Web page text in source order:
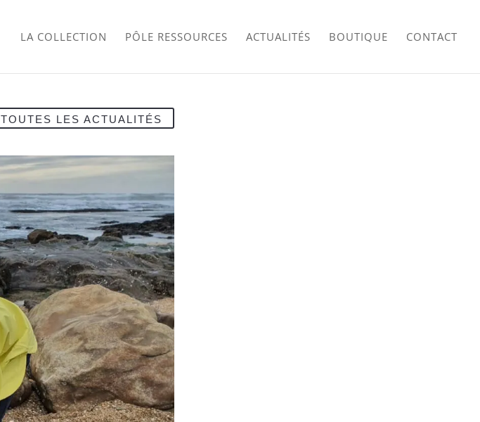
LA COLLECTION PÔLE RESSOURCES ACTUALITÉS BOUTIQUE CONTACT
TOUTES LES ACTUALITÉS